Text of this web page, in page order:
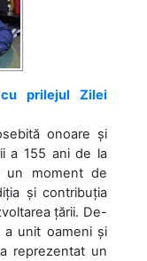
prilejul Zilei
onoare și
a 155 ani de la
un moment de
și contribuția
țării. De-
a unit oameni și
reprezentat un